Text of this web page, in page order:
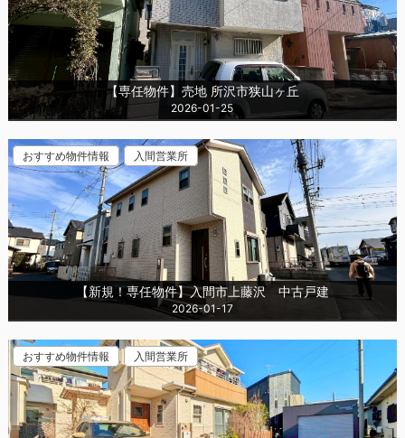
【専任物件】売地 所沢市狭山ヶ丘
2026-01-25
おすすめ物件情報 入間営業所
【新規！専任物件】入間市上藤沢 中古戸建
2026-01-17
おすすめ物件情報 入間営業所